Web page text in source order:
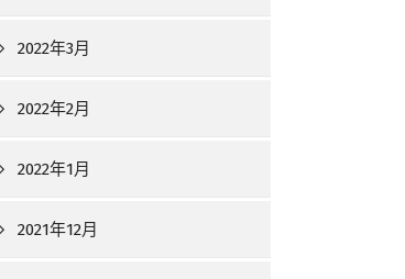
2022年3月
2022年2月
2022年1月
2021年12月